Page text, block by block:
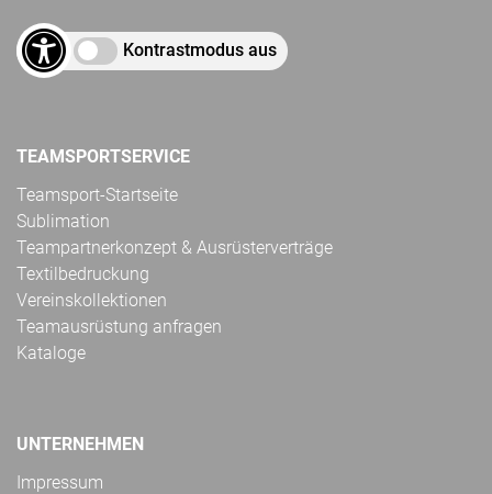
Kontrastmodus aus
TEAMSPORTSERVICE
Teamsport-Startseite
Sublimation
Teampartnerkonzept & Ausrüsterverträge
Textilbedruckung
Vereinskollektionen
Teamausrüstung anfragen
Kataloge
UNTERNEHMEN
Impressum